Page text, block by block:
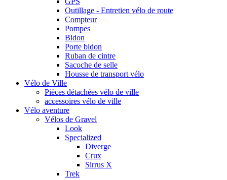
Outillage - Entretien vélo de route
Compteur
Pompes
Bidon
Porte bidon
Ruban de cintre
Sacoche de selle
Housse de transport vélo
Vélo de Ville
Pièces détachées vélo de ville
accessoires vélo de ville
Vélo aventure
Vélos de Gravel
Look
Specialized
Diverge
Crux
Sirrus X
Trek